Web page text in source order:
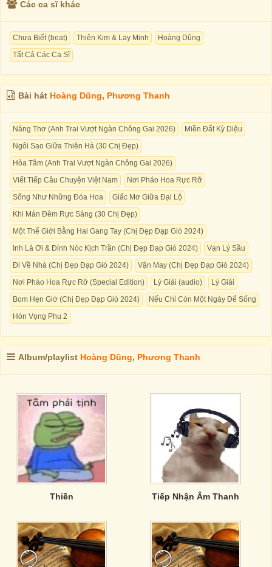
Các ca sĩ khác
Chưa Biết (beat) Thiên Kim & Lay Minh
Hoàng Dũng
Tất Cả Các Ca Sĩ
Bài hát Hoàng Dũng, Phương Thanh
Nàng Thơ (Anh Trai Vượt Ngàn Chông Gai 2026)
Miền Đất Kỳ Diệu
Ngôi Sao Giữa Thiên Hà (30 Chị Đẹp)
Hỏa Tâm (Anh Trai Vượt Ngàn Chông Gai 2026)
Viết Tiếp Câu Chuyện Việt Nam
Nơi Pháo Hoa Rực Rỡ
Sống Như Những Đóa Hoa
Giấc Mơ Giữa Đại Lộ
Khi Màn Đêm Rực Sáng (30 Chị Đẹp)
Một Thế Giới Bằng Hai Gang Tay (Chị Đẹp Đạp Gió 2024)
Inh Lả Ơi & Đỉnh Nóc Kịch Trần (Chị Đẹp Đạp Gió 2024)
Vạn Lý Sầu
Đi Về Nhà (Chị Đẹp Đạp Gió 2024)
Vận May (Chị Đẹp Đạp Gió 2024)
Nơi Pháo Hoa Rực Rỡ (Special Edition)
Lý Giải (audio)
Lý Giải
Bom Hẹn Giờ (Chị Đẹp Đạp Gió 2024)
Nếu Chỉ Còn Một Ngày Để Sống
Hòn Vọng Phu 2
Album/playlist Hoàng Dũng, Phương Thanh
Thiền Tiếp Nhận Âm Thanh